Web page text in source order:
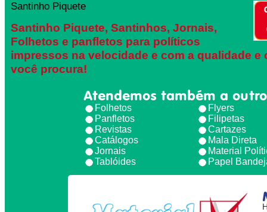
Santinho Piquete
Santinho Piquete, Santinhos, Jornais,
Folhetos e panfletos para políticos
impressos na velocidade e com a qualidade e
você procura!
Atendemos também a
Folhetos
Panfletos
Revistas
Catálogos
Jornais
Tablóides
Flyers
Filipetas
Cartazes
Mala Direta
Material
Papel